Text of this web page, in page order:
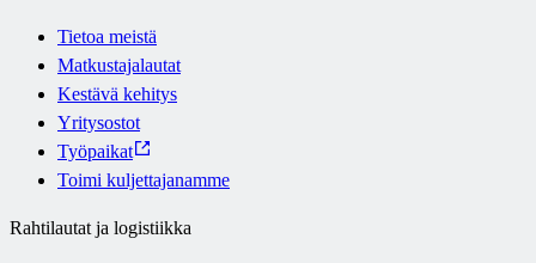
Tietoa meistä
Matkustajalautat
Kestävä kehitys
Yritysostot
Työpaikat
Toimi kuljettajanamme
Rahtilautat ja logistiikka